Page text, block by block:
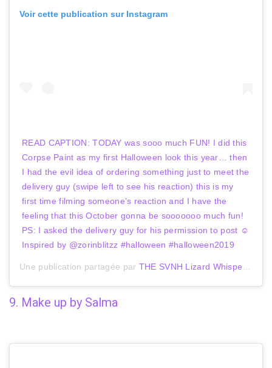
Voir cette publication sur Instagram
READ CAPTION: TODAY was sooo much FUN! I did this
Corpse Paint as my first Halloween look this year… then
I had the evil idea of ordering something just to meet the
delivery guy (swipe left to see his reaction) this is my
first time filming someone’s reaction and I have the
feeling that this October gonna be sooooooo much fun!
PS: I asked the delivery guy for his permission to post ☺️
Inspired by @zorinblitzz #halloween #halloween2019
Une publication partagée par THE SVNH Lizard Whisperer
9. Make up by Salma